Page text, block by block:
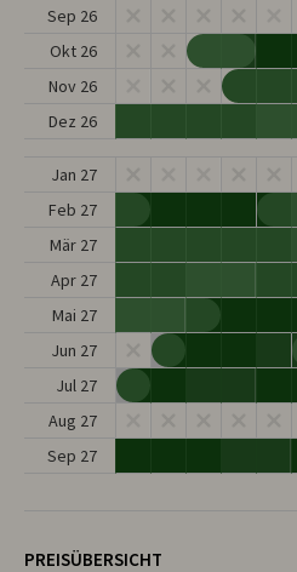
Sep 26
Okt 26
Nov 26
Dez 26
Jan 27
Feb 27
Mär 27
Apr 27
Mai 27
Jun 27
Jul 27
Aug 27
Sep 27
PREISÜBERSICHT